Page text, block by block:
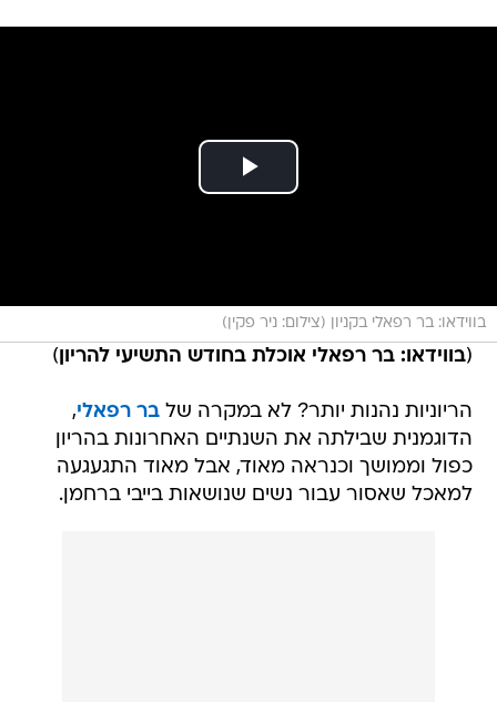
בווידאו: בר רפאלי בקניון (צילום: ניר פקין)
(בווידאו: בר רפאלי אוכלת בחודש התשיעי להריון)
הריוניות נהנות יותר? לא במקרה שלבר רפאלי,
הדוגמנית שבילתה את השנתיים האחרונות בהריון
כפול וממושך וכנראה מאוד, אבל מאוד התגעגעה
למאכל שאסור עבור נשים שנושאות בייבי ברחמן.